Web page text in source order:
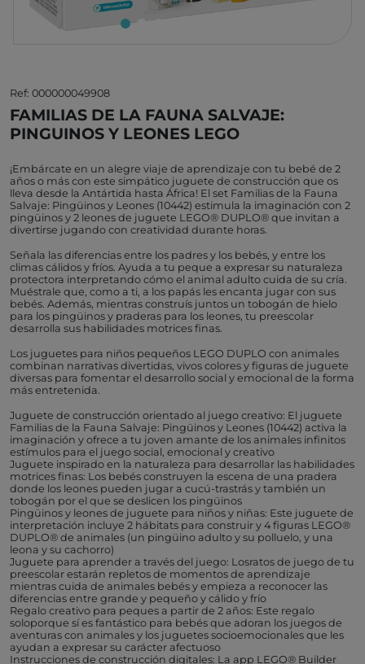
Ref: 000000049908
FAMILIAS DE LA FAUNA SALVAJE:
PINGUINOS Y LEONES LEGO
¡Embárcate en un alegre viaje de aprendizaje con tu bebé de 2
años o más con este simpático juguete de construcción que os
lleva desde la Antártida hasta África! El set Familias de la Fauna
Salvaje: Pingüinos y Leones (10442) estimula la imaginación con 2
pingüinos y 2 leones de juguete LEGO® DUPLO® que invitan a
divertirse jugando con creatividad durante horas.
Señala las diferencias entre los padres y los bebés, y entre los
climas cálidos y fríos. Ayuda a tu peque a expresar su naturaleza
protectora interpretando cómo el animal adulto cuida de su cría.
Muéstrale que, como a ti, a los papás les encanta jugar con sus
bebés. Además, mientras construís juntos un tobogán de hielo
para los pingüinos y praderas para los leones, tu preescolar
desarrolla sus habilidades motrices finas.
Los juguetes para niños pequeños LEGO DUPLO con animales
combinan narrativas divertidas, vivos colores y figuras de juguete
diversas para fomentar el desarrollo social y emocional de la forma
más entretenida.
Juguete de construcción orientado al juego creativo: El juguete
Familias de la Fauna Salvaje: Pingüinos y Leones (10442) activa la
imaginación y ofrece a tu joven amante de los animales infinitos
estímulos para el juego social, emocional y creativo
Juguete inspirado en la naturaleza para desarrollar las habilidades
motrices finas: Los bebés construyen la escena de una pradera
donde los leones pueden jugar a cucú-trastrás y también un
tobogán por el que se deslicen los pingüinos
Pingüinos y leones de juguete para niños y niñas: Este juguete de
interpretación incluye 2 hábitats para construir y 4 figuras LEGO®
DUPLO® de animales (un pingüino adulto y su polluelo, y una
leona y su cachorro)
Juguete para aprender a través del juego: Losratos de juego de tu
preescolar estarán repletos de momentos de aprendizaje
mientras cuida de animales bebés y empieza a reconocer las
diferencias entre grande y pequeño y cálido y frío
Regalo creativo para peques a partir de 2 años: Este regalo
soloporque sí es fantástico para bebés que adoran los juegos de
aventuras con animales y los juguetes socioemocionales que les
ayudan a expresar su carácter afectuoso
Instrucciones de construcción digitales: La app LEGO® Builder